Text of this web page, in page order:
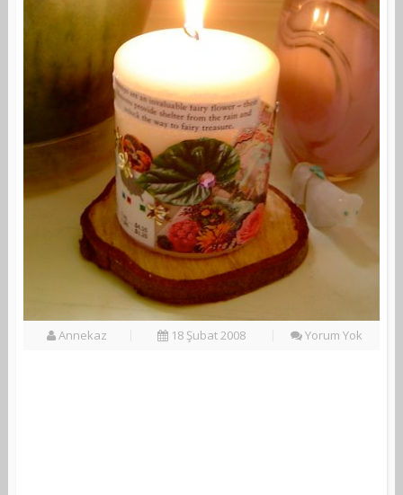
Annekaz 18 Şubat 2008 Yorum Yok